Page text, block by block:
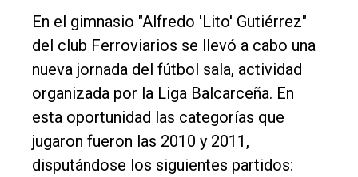
Edición
Empresa
Nosotros
Contacto
En el gimnasio "Alfredo 'Lito' Gutiérrez"
del club Ferroviarios se llevó a cabo una
nueva jornada del fútbol sala, actividad
organizada por la Liga Balcarceña. En
esta oportunidad las categorías que
jugaron fueron las 2010 y 2011,
disputándose los siguientes partidos: